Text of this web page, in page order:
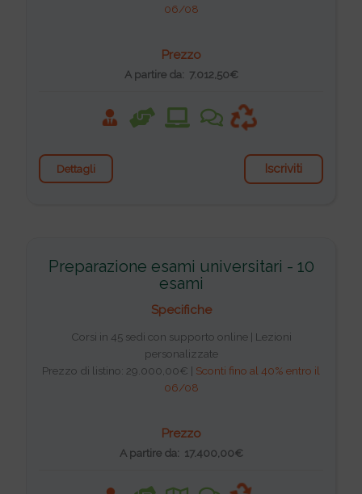
06/08
Prezzo
A partire da: 7.012,50€
Dettagli Iscriviti
Preparazione esami universitari - 10
esami
Specifiche
Corsi in 45 sedi con supporto online | Lezioni
personalizzate
Prezzo di listino: 29.000,00€ | Sconti fino al 40% entro il
06/08
Prezzo
A partire da: 17.400,00€